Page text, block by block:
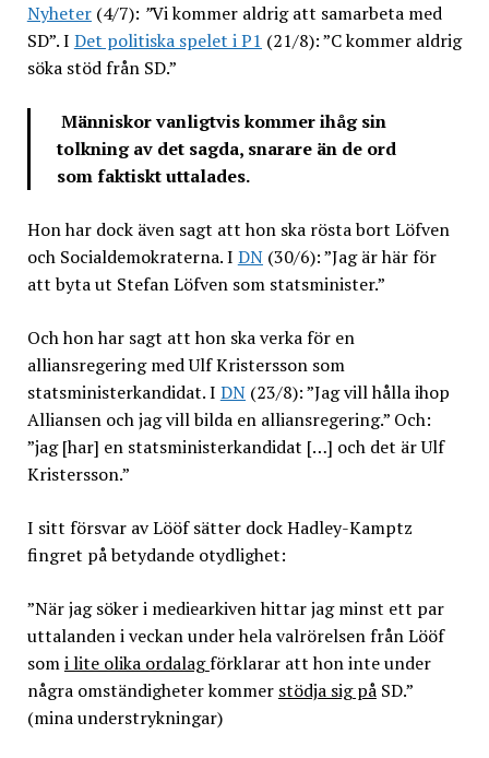
Nyheter(4/7): ”Vi kommer aldrig att samarbeta med
SD”. I Det politiska spelet i P1 (21/8): ”C kommer aldrig
söka stöd från SD.”
Människor vanligtvis kommer ihåg sin
tolkning av det sagda, snarare än de ord
som faktiskt uttalades.
Hon har dock även sagt att hon ska rösta bort Löfven
och Socialdemokraterna. I DN(30/6): ”Jag är här för
att byta ut Stefan Löfven som statsminister.”
Och hon har sagt att hon ska verka för en
alliansregering med Ulf Kristersson som
statsministerkandidat. I DN(23/8): ”Jag vill hålla ihop
Alliansen och jag vill bilda en alliansregering.” Och:
”jag [har] en statsministerkandidat […] och det är Ulf
Kristersson.”
I sitt försvar av Lööf sätter dock Hadley-Kamptz
fingret på betydande otydlighet:
”När jag söker i mediearkiven hittar jag minst ett par
uttalanden i veckan under hela valrörelsen från Lööf
somi lite olika ordalagförklarar att hon inte under
några omständigheter kommer stödja sig påSD.”
(mina understrykningar)